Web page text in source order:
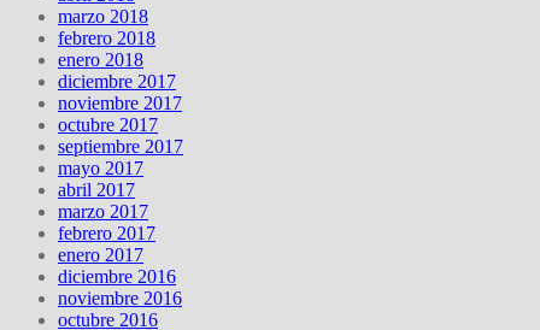
marzo 2018
febrero 2018
enero 2018
diciembre 2017
noviembre 2017
octubre 2017
septiembre 2017
mayo 2017
abril 2017
marzo 2017
febrero 2017
enero 2017
diciembre 2016
noviembre 2016
octubre 2016